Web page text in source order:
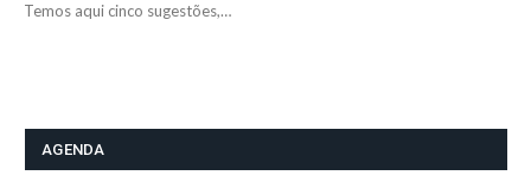
Temos aqui cinco sugestões,…
AGENDA